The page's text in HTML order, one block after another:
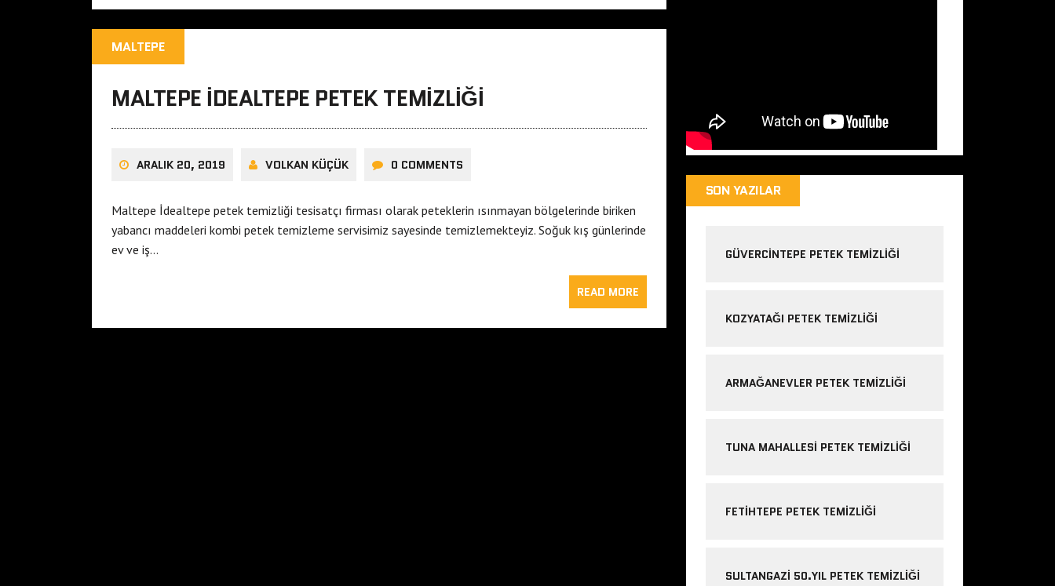
MALTEPE
MALTEPE IDEALTEPE PETEK TEMIZLIĞI
ARALIK 20, 2019 VOLKAN KÜÇÜK 0 COMMENTS
Maltepe İdealtepe petek temizliği tesisatçı firması olarak peteklerin ısınmayan bölgelerinde biriken
yabancı maddeleri kombi petek temizleme servisimiz sayesinde temizlemekteyiz. Soğuk kış günlerinde
ev ve iş…
READ MORE
SON YAZILAR
GÜVERCINTEPE PETEK TEMIZLIĞI
KOZYATAĞI PETEK TEMIZLIĞI
ARMAĞANEVLER PETEK TEMIZLIĞI
TUNA MAHALLESI PETEK TEMIZLIĞI
FETIHTEPE PETEK TEMIZLIĞI
SULTANGAZI 50.YIL PETEK TEMIZLIĞI